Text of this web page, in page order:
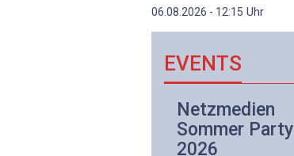
06.08.2026 - 12:15 Uhr
EVENTS
Netzmedien
Sommer Party
2026